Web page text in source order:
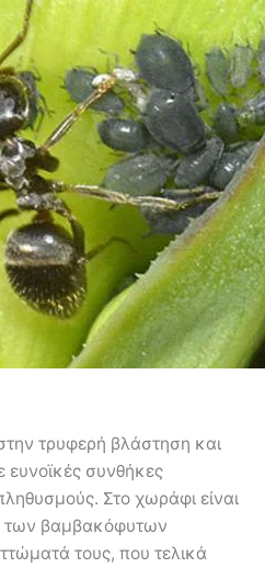
τρυφερή βλάστηση και
ευνοϊκές συνθήκες
Στο χωράφι είναι
των βαμβακόφυτων
τους, που τελικά